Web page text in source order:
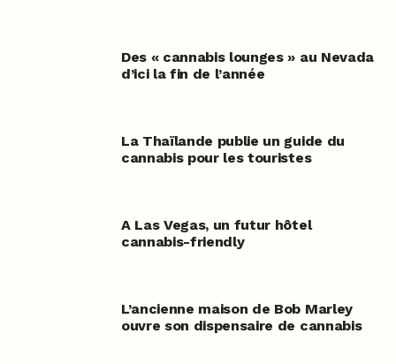
Des « cannabis lounges » au Nevada
d’ici la fin de l’année
La Thaïlande publie un guide du
cannabis pour les touristes
A Las Vegas, un futur hôtel
cannabis-friendly
L’ancienne maison de Bob Marley
ouvre son dispensaire de cannabis